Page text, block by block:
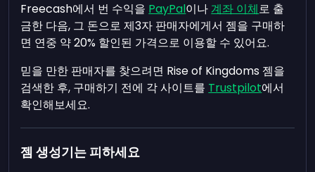
Freecash에서 번 수익을 PayPal이나 계좌 이체로 출
금한 다음, 그 돈으로 제3자 판매자에게서 젬을 구매하
면 연중 약 20% 할인된 가격으로 이용할 수 있어요.
믿을 만한 판매자를 찾으려면 Rise of Kingdoms 젬을
검색한 후, 구매하기 전에 각 사이트를 Trustpilot에서
확인해보세요.
젬 생성기는 피하세요